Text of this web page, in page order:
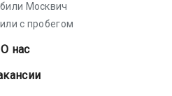
Москвич
с пробегом
О нас